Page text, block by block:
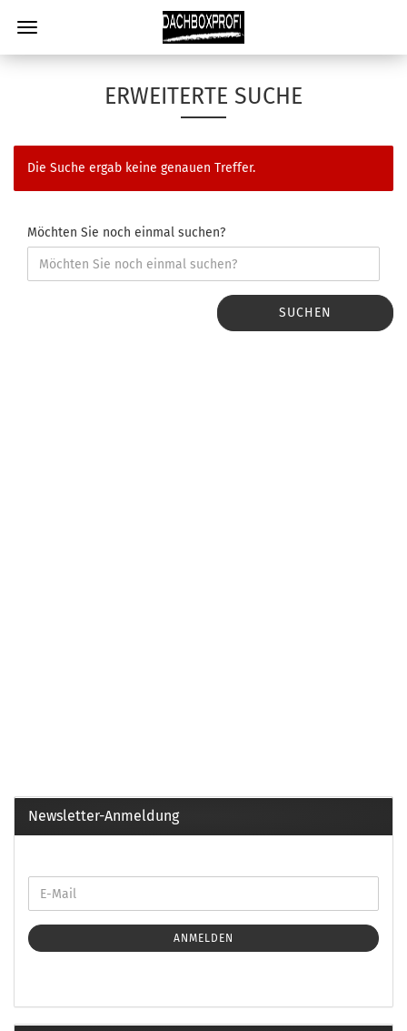
ERWEITERTE SUCHE
Die Suche ergab keine genauen Treffer.
Möchten Sie noch einmal suchen?
SUCHEN
Newsletter-Anmeldung
ANMELDEN